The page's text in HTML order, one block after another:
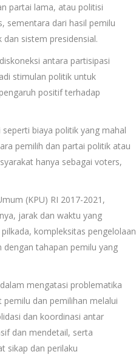
partai lama, atau politisi
sementara dari hasil pemilu
sistem presidensial.
antara partisipasi
stimulan politik untuk
positif terhadap
biaya politik yang mahal
pemilih dan partai politik atau
hanya sebagai voters,
(KPU) RI 2017-2021,
jarak dan waktu yang
kompleksitas pengelolaan
dengan tahapan pemilu yang
mengatasi problematika
dan pemilihan melalui
dan koordinasi antar
dan mendetail, serta
sikap dan perilaku